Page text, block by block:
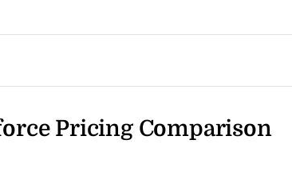
Pricing Comparison